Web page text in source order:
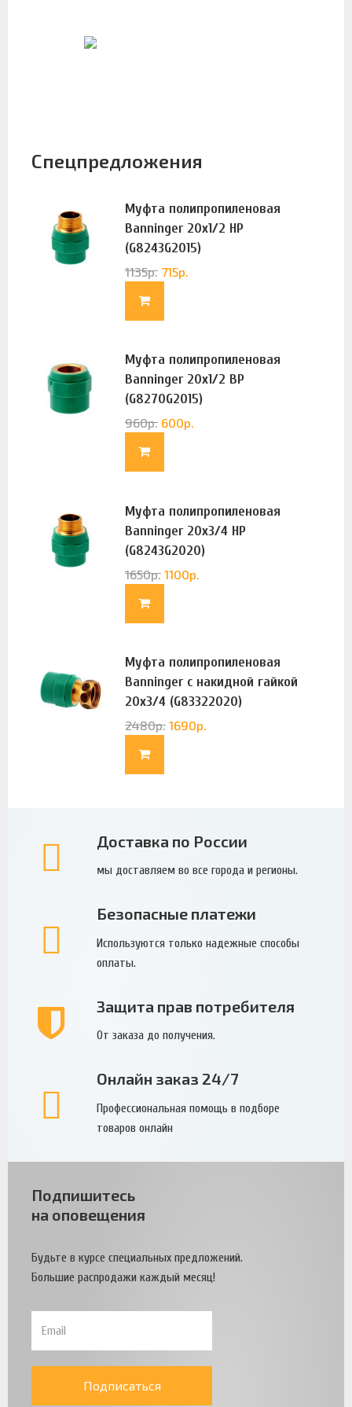
Спецпредложения
Муфта полипропиленовая
Banninger 20х1/2 НР
(G8243G2015)
1135р. 715р.
Муфта полипропиленовая
Banninger 20х1/2 ВР
(G8270G2015)
960р. 600р.
Муфта полипропиленовая
Banninger 20х3/4 НР
(G8243G2020)
1650р. 1100р.
Муфта полипропиленовая
Banninger с накидной гайкой
20х3/4 (G83322020)
2480р. 1690р.
Доставка по России
мы доставляем во все города и регионы.
Безопасные платежи
Используются только надежные способы
оплаты.
Защита прав потребителя
От заказа до получения.
Онлайн заказ 24/7
Профессиональная помощь в подборе
товаров онлайн
Подпишитесь
на оповещения
Будьте в курсе специальных предложений.
Большие распродажи каждый месяц!
Подписаться